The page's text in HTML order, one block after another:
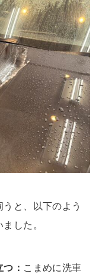
と、以下のよう
した。
： こまめに洗車